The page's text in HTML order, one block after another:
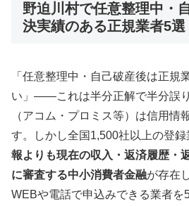
野迫川村で任意整理中・
決実績のある正規業者5選
「任意整理中・自己破産後は正規
い」——これは半分正解で半分誤
（アコム・プロミス等）は信用情
す。しかし全国1,500社以上の登録
報よりも現在の収入・返済履歴・
に審査する中小消費者金融が存在
WEBや電話で申込みできる業者を